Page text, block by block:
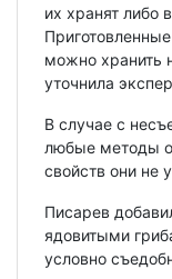
их хранят либо
можно хранить
уточнила
В случае с
любые методы
свойств они не
Писарев
ядовитыми
условно